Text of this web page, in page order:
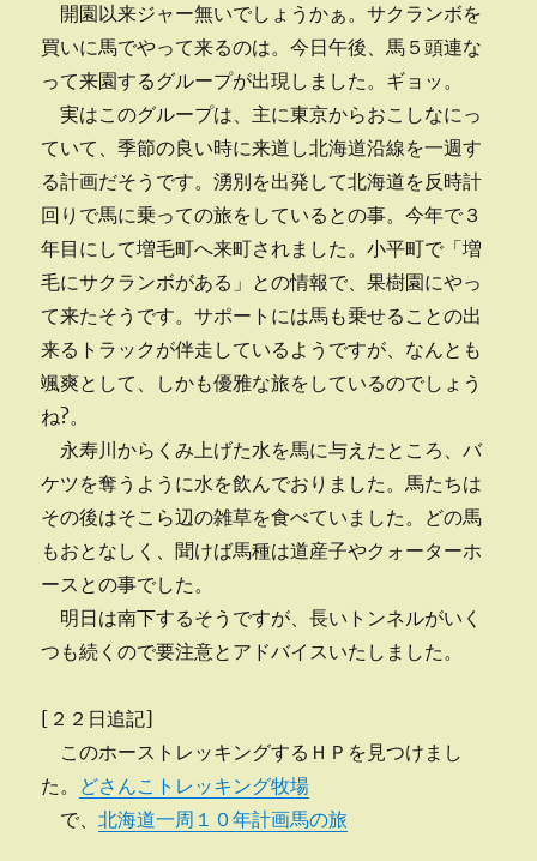
開園以来ジャー無いでしょうかぁ。サクランボを
買いに馬でやって来るのは。今日午後、馬５頭連な
って来園するグループが出現しました。ギョッ。
実はこのグループは、主に東京からおこしなにっ
ていて、季節の良い時に来道し北海道沿線を一週す
る計画だそうです。湧別を出発して北海道を反時計
回りで馬に乗っての旅をしているとの事。今年で３
年目にして増毛町へ来町されました。小平町で「増
毛にサクランボがある」との情報で、果樹園にやっ
て来たそうです。サポートには馬も乗せることの出
来るトラックが伴走しているようですが、なんとも
颯爽として、しかも優雅な旅をしているのでしょう
ね?。
永寿川からくみ上げた水を馬に与えたところ、バ
ケツを奪うように水を飲んでおりました。馬たちは
その後はそこら辺の雑草を食べていました。どの馬
もおとなしく、聞けば馬種は道産子やクォーターホ
ースとの事でした。
明日は南下するそうですが、長いトンネルがいく
つも続くので要注意とアドバイスいたしました。
[２２日追記]
このホーストレッキングするＨＰを見つけまし
た。 どさんこトレッキング牧場
で、北海道一周１０年計画馬の旅